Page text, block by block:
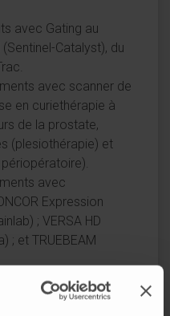
avec Gating au
Catalyst), du
avec scanner de
en curiethérapie à
de la prostate,
(plesiothérapie) et
avec
Expression
; VERSA HD
; et TRUEBEAM
iPlan Net
et Eclipse